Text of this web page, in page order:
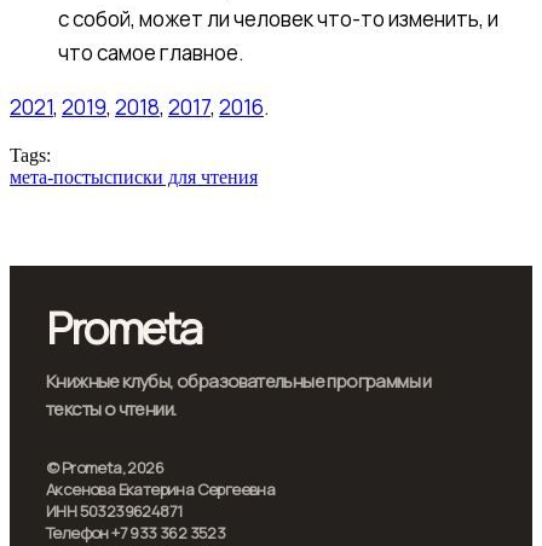
с собой, может ли человек что-то изменить, и
что самое главное.
2021, 2019, 2018, 2017, 2016.
Tags:
мета-постысписки для чтения
Prometa
Книжные клубы, образовательные программы и
тексты о чтении.
© Prometa, 2026
Аксенова Екатерина Сергеевна
ИНН 503239624871
Телефон +7 933 362 3523